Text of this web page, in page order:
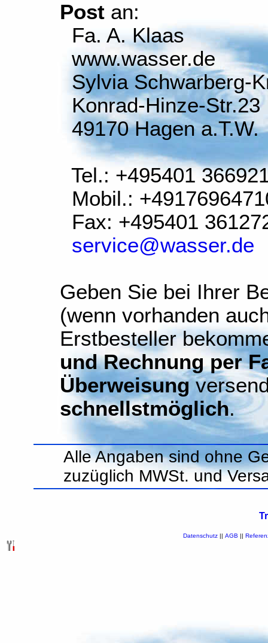
Postan:
Fa. A. Klaas
www.wasser.de
Sylvia Schwarberg-
Konrad-Hinze-Str.23
49170 Hagen a.T.W.
Tel.: +495401
Mobil.:
Fax: +495401
service@wasser.de
Geben Sie bei Ihrer
(wenn vorhanden
Erstbesteller
und Rechnung per
Überweisung
schnellstmöglich.
Alle Angaben sind ohne
zuzüglich MWSt. und
Datenschutz|| AGB ||